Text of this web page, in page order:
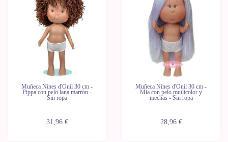
Muñeca Nines d'Onil 30 cm -
Pippa con pelo lana marrón -
Sin ropa
31,96 €
Muñeca Nines d'Onil 30 cm -
Mia con pelo mutlicolor y
mechas - Sin ropa
28,96 €